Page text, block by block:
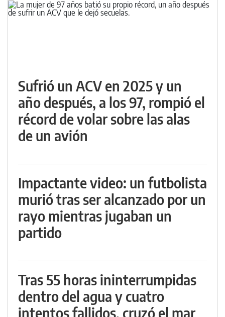
Sufrió un ACV en 2025 y un
año después, a los 97, rompió el
récord de volar sobre las alas
de un avión
Impactante video: un futbolista
murió tras ser alcanzado por un
rayo mientras jugaban un
partido
Tras 55 horas ininterrumpidas
dentro del agua y cuatro
intentos fallidos, cruzó el mar